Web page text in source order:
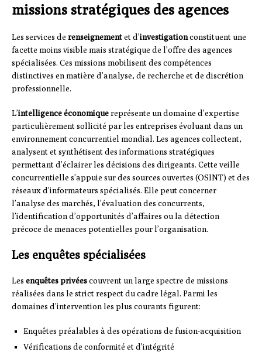
missions stratégiques des agences
Les services de renseignementet d’investigationconstituent une
facette moins visible mais stratégique de l’offre des agences
spécialisées. Ces missions mobilisent des compétences
distinctives en matière d’analyse, de recherche et de discrétion
professionnelle.
L’intelligence économiquereprésente un domaine d’expertise
particulièrement sollicité par les entreprises évoluant dans un
environnement concurrentiel mondial. Les agences collectent,
analysent et synthétisent des informations stratégiques
permettant d’éclairer les décisions des dirigeants. Cette veille
concurrentielle s’appuie sur des sources ouvertes (OSINT) et des
réseaux d’informateurs spécialisés. Elle peut concerner
l’analyse des marchés, l’évaluation des concurrents,
l’identification d’opportunités d’affaires ou la détection
précoce de menaces potentielles pour l’organisation.
Les enquêtes spécialisées
Les enquêtes privéescouvrent un large spectre de missions
réalisées dans le strict respect du cadre légal. Parmi les
domaines d’intervention les plus courants figurent:
Enquêtes préalables à des opérations de fusion-acquisition
Vérifications de conformité et d’intégrité